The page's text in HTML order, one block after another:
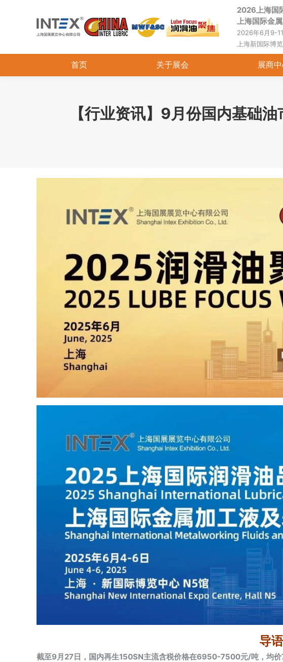
2026上海国
上海国际金
2026年6月9-
上海新国际博
首页 关于展会 展商
【行业资讯】9月份国内基础
导语
截至9月27日，国内再生150SN主流含税价格在6950-7500元/吨，均
首页